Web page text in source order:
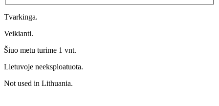
Tvarkinga.
Veikianti.
Šiuo metu turime 1 vnt.
Lietuvoje neeksploatuota.
Not used in Lithuania.